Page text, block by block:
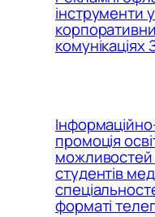
інструменти
комунікаціях
промоція
можливостей
студентів
форматі